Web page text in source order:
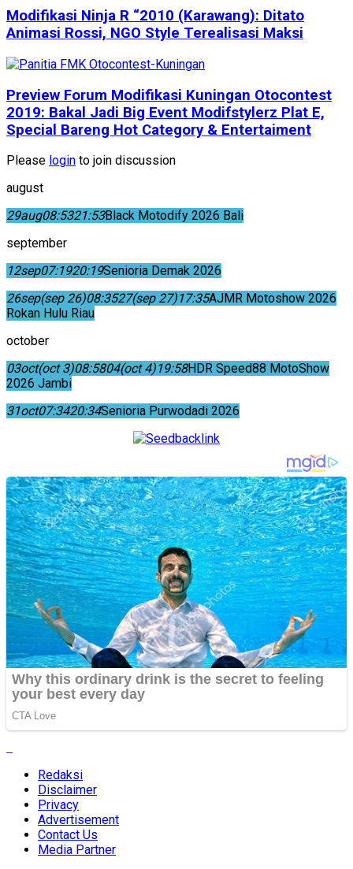
Modifikasi Ninja R “2010 (Karawang): Ditato
Animasi Rossi, NGO Style Terealisasi Maksi
Preview Forum Modifikasi Kuningan Otocontest
2019: Bakal Jadi Big Event Modifstylerz Plat E,
Special Bareng Hot Category & Entertaiment
Please login to join discussion
august
29aug08:5321:53Black Motodify 2026 Bali
september
12sep07:1920:19Senioria Demak 2026
26sep(sep 26)08:3527(sep 27)17:35AJMR Motoshow 2026
Rokan Hulu Riau
october
03oct(oct 3)08:5804(oct 4)19:58HDR Speed88 MotoShow
2026 Jambi
31oct07:3420:34Senioria Purwodadi 2026
Redaksi
Disclaimer
Privacy
Advertisement
Contact Us
Media Partner